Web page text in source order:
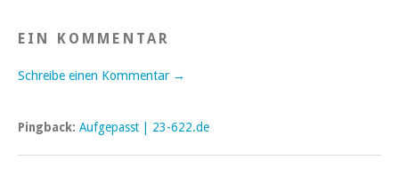
EIN KOMMENTAR
Schreibe einen Kommentar →
Pingback: Aufgepasst | 23-622.de